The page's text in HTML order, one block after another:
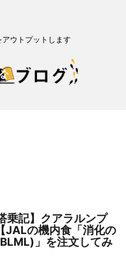
ウトプットします
乗記】クアラルンプ
JALの機内食「消化の
」を注文してみ